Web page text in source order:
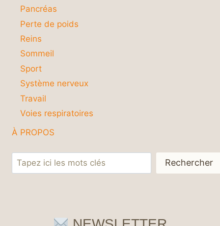
Pancréas
Perte de poids
Reins
Sommeil
Sport
Système nerveux
Travail
Voies respiratoires
À PROPOS
Rechercher Rechercher